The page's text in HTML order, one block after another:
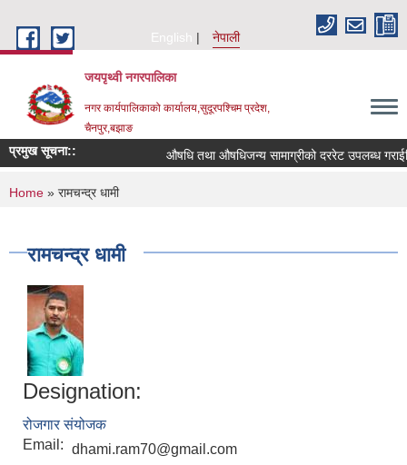
English
नेपाली
जयपृथ्वी नगरपालिका
नगर कार्यपालिकाको कार्यालय,सुदूरपश्चिम प्रदेश,
चैनपुर,बझाङ
प्रमुख सूचना:: औषधि तथा औषधिजन्य सामाग्रीको दररेट उपलब्ध
You are here
Home » रामचन्द्र धामी
रामचन्द्र धामी
Designation:
रोजगार संयोजक
Email: dhami.ram70@gmail.com